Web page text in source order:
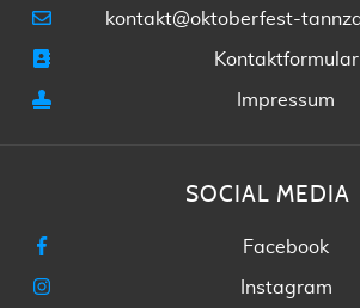
kontakt@oktoberfest-
Kontaktformular
Impressum
SOCIAL MEDIA
Facebook
Instagram